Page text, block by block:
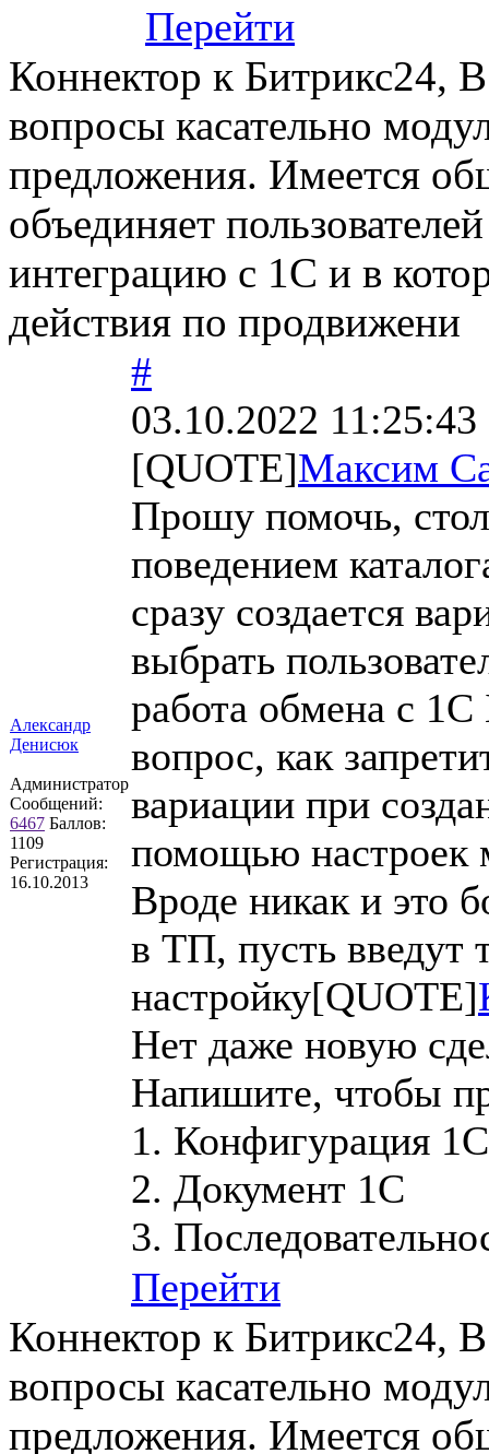
Перейти
Коннектор к Битрикс24,
вопросы касательно
предложения. Имеется
объединяет
интеграцию с 1С и в
действия по продвижени
Александр
Денисюк
Администратор
Сообщений:
6467 Баллов:
1109
Регистрация:
16.10.2013
#
03.10.2022 11:25:43
[QUOTE]Максим
Прошу помочь,
поведением
сразу создается
выбрать
работа обмена с 1С
вопрос, как
вариации при
помощью настроек
Вроде никак и это
в ТП, пусть введут
настройку[QUOTE]
Нет даже новую
Напишите, чтобы
1. Конфигурация 1С
2. Документ 1С
3.
Перейти
Коннектор к Битрикс24,
вопросы касательно
предложения. Имеется